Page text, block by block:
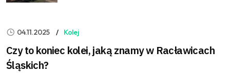
04.11.2025 Kolej
Czy to koniec kolei, jaką znamy w Racławicach
Śląskich?